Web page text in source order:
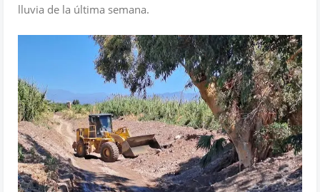
lluvia de la última semana.